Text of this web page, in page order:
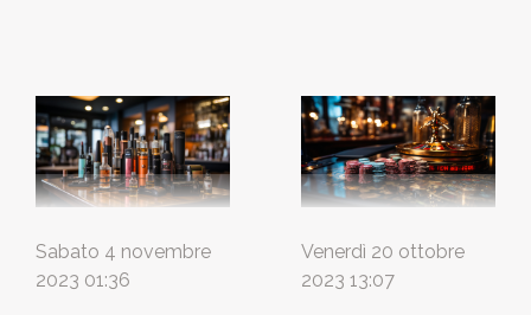
Sabato 4 novembre
2023 01:36
Venerdì 20 ottobre
2023 13:07